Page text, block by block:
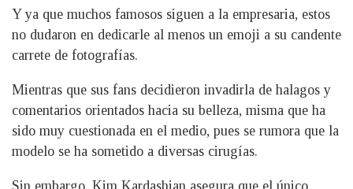
Y ya que muchos famosos siguen a la empresaria, estos
no dudaron en dedicarle al menos un emoji a su candente
carrete de fotografías.
Mientras que sus fans decidieron invadirla de halagos y
comentarios orientados hacia su belleza, misma que ha
sido muy cuestionada en el medio, pues se rumora que la
modelo se ha sometido a diversas cirugías.